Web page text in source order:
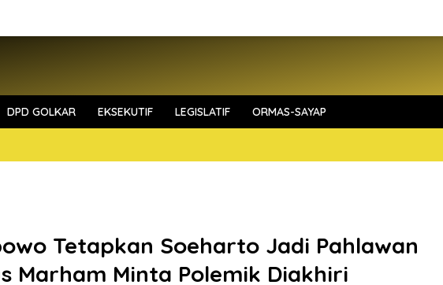
DPD GOLKAR EKSEKUTIF LEGISLATIF ORMAS-SAYAP
Tetapkan Soeharto Jadi Pahlawan
Marham Minta Polemik Diakhiri